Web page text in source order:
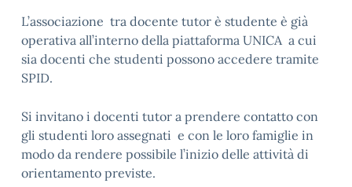
L’associazione tra docente tutor è studente è già
operativa all’interno della piattaforma UNICA a cui
sia docenti che studenti possono accedere tramite
SPID.
Si invitano i docenti tutor a prendere contatto con
gli studenti loro assegnati e con le loro famiglie in
modo da rendere possibile l’inizio delle attività di
orientamento previste.